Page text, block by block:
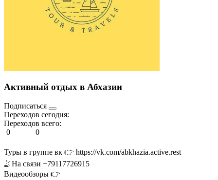
Активный отдых в Абхазии
Подписаться
Переходов сегодня:
Переходов всего:
0
0
Туры в группе вк 👉 https://vk.com/abkhazia.active.rest
🤳На связи +79117726915
Видеообзоры 👉